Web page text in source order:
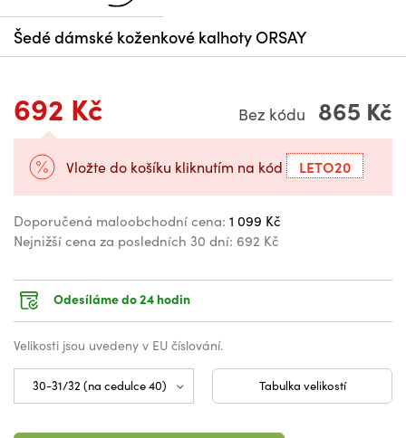
Šedé dámské koženkové kalhoty ORSAY
692 Kč Bez kódu 865 Kč
Vložte do košíku kliknutím na kód LETO20
Doporučená maloobchodní cena: 1 099 Kč
Nejnižší cena za posledních 30 dní: 692 Kč
Odesíláme do 24 hodin
Velikosti jsou uvedeny v EU číslování.
Tabulka velikostí